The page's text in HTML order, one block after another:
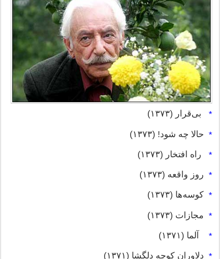
* بی‌قرار (۱۳۷۳)
* حالا چه شود! (۱۳۷۳)
* راه افتخار (۱۳۷۳)
* روز واقعه (۱۳۷۳)
* کوسه‌ها (۱۳۷۳)
* مجازات (۱۳۷۳)
* آلما (۱۳۷۱)
* دلاوران کوچه دلگشا (۱۳۷۱)